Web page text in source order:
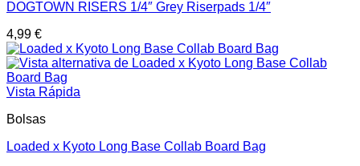
DOGTOWN RISERS 1/4″ Grey Riserpads 1/4″
4,99 €
Vista Rápida
Bolsas
Loaded x Kyoto Long Base Collab Board Bag